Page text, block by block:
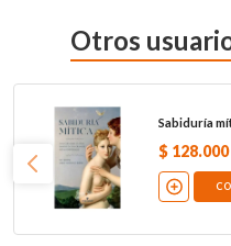
Otros
Sabiduría
$ 128.000